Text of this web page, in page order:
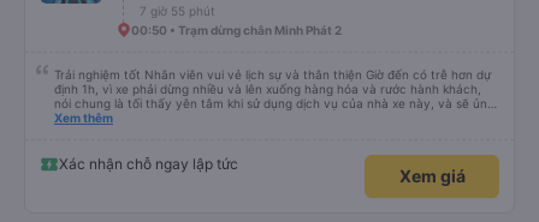
7 giờ 55 phút
00:50 • Trạm dừng chân Minh Phát 2
Trải nghiệm tốt Nhân viên vui vẻ lịch sự và thân thiện Giờ đến có trễ hơn dự
định 1h, vì xe phải dừng nhiều và lên xuống hàng hóa và rước hành khách,
nói chung là tối thấy yên tâm khi sử dụng dịch vụ của nhà xe này, và sẽ ủng
hộ và giới thiệu cho người thân sử dụng dịch vụ của nhà xe này
Xem thêm
Xác nhận chỗ ngay lập tức
Xem giá